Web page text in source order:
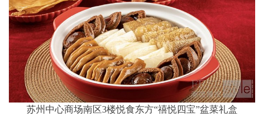
苏州中心商场南区3楼悦食东方“禧悦四宝”盆菜礼盒